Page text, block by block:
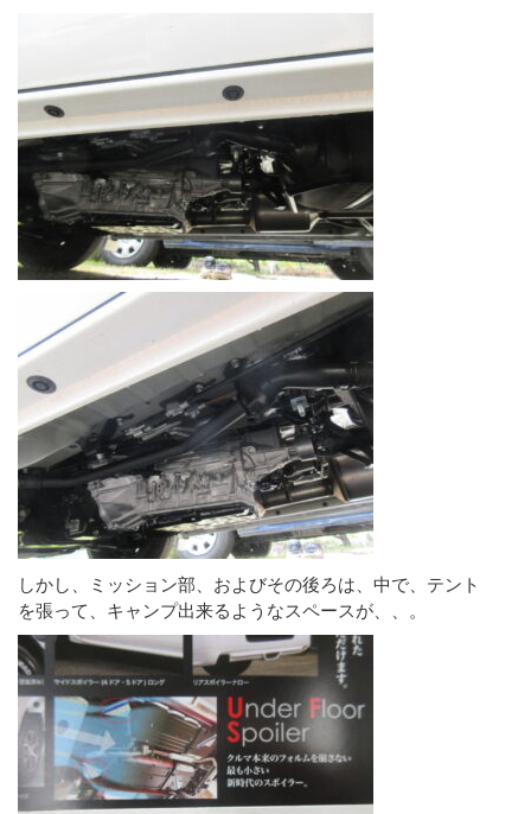
しかし、ミッション部、およびその後ろは、中で、テント
を張って、キャンプ出来るようなスペースが、、。